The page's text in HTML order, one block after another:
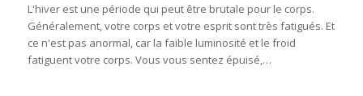
L'hiver est une période qui peut être brutale pour le corps.
Généralement, votre corps et votre esprit sont très fatigués. Et
ce n'est pas anormal, car la faible luminosité et le froid
fatiguent votre corps. Vous vous sentez épuisé,…